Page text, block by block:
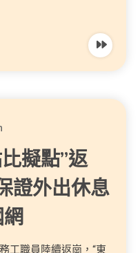
擬點”返
證外出休息
職員陸續返崗，“東